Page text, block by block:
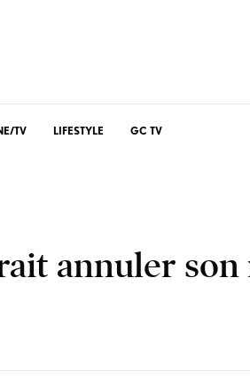
TV LIFESTYLE GC TV
annuler son